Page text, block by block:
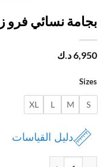
نسائي فرو زرار
د.ك
M
L
XL
دليل القياسات